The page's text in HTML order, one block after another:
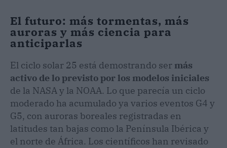
El futuro: más tormentas, más
auroras y más ciencia para
anticiparlas
El ciclo solar 25 está demostrando ser más
activo de lo previsto por los modelos iniciales
de la NASA y la NOAA. Lo que parecía un ciclo
moderado ha acumulado ya varios eventos G4 y
G5, con auroras boreales registradas en
latitudes tan bajas como la Península Ibérica y
el norte de África. Los científicos han revisado